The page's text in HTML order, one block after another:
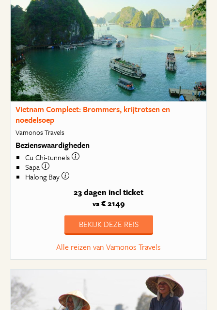
Vietnam Compleet: Brommers, krijtrotsen en
noedelsoep
Vamonos Travels
Bezienswaardigheden
Cu Chi-tunnels
Sapa
Halong Bay
23 dagen incl ticket
va€ 2149
BEKIJK DEZE REIS
Alle reizen van Vamonos Travels